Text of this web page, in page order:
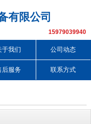
有限公司
15979039940
于我们 公司动态
后服务 联系方式